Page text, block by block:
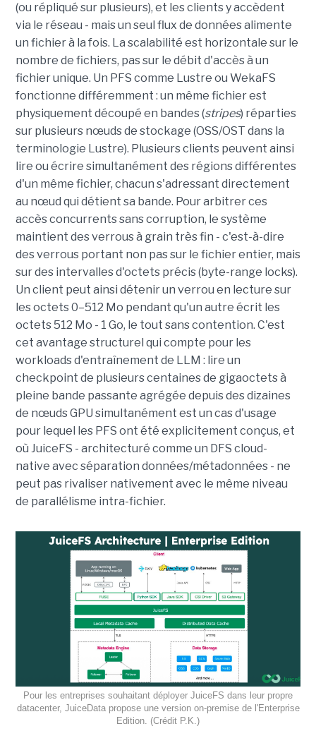
(ou répliqué sur plusieurs), et les clients y accèdent
via le réseau - mais un seul flux de données alimente
un fichier à la fois. La scalabilité est horizontale sur le
nombre de fichiers, pas sur le débit d'accès à un
fichier unique. Un PFS comme Lustre ou WekaFS
fonctionne différemment : un même fichier est
physiquement découpé en bandes (stripes) réparties
sur plusieurs nœuds de stockage (OSS/OST dans la
terminologie Lustre). Plusieurs clients peuvent ainsi
lire ou écrire simultanément des régions différentes
d'un même fichier, chacun s'adressant directement
au nœud qui détient sa bande. Pour arbitrer ces
accès concurrents sans corruption, le système
maintient des verrous à grain très fin - c'est-à-dire
des verrous portant non pas sur le fichier entier, mais
sur des intervalles d'octets précis (byte-range locks).
Un client peut ainsi détenir un verrou en lecture sur
les octets 0–512 Mo pendant qu'un autre écrit les
octets 512 Mo - 1 Go, le tout sans contention. C'est
cet avantage structurel qui compte pour les
workloads d'entraînement de LLM : lire un
checkpoint de plusieurs centaines de gigaoctets à
pleine bande passante agrégée depuis des dizaines
de nœuds GPU simultanément est un cas d'usage
pour lequel les PFS ont été explicitement conçus, et
où JuiceFS - architecturé comme un DFS cloud-
native avec séparation données/métadonnées - ne
peut pas rivaliser nativement avec le même niveau
de parallélisme intra-fichier.
Pour les entreprises souhaitant déployer JuiceFS dans leur propre
datacenter, JuiceData propose une version on-premise de l'Enterprise
Edition. (Crédit P.K.)